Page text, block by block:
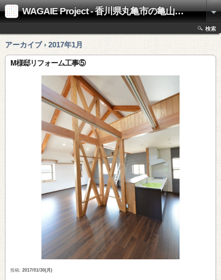
WAGAIE Project - 香川県丸亀市の亀山工務店
検索
アーカイブ › 2017年1月
M様邸リフォーム工事⑤
投稿: 2017/01/30(月)